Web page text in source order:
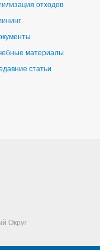
отходов
материалы
статьи
Округ